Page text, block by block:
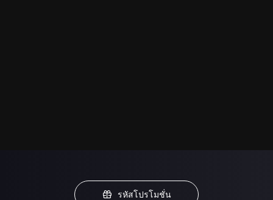
รหัสโปรโมชั่น